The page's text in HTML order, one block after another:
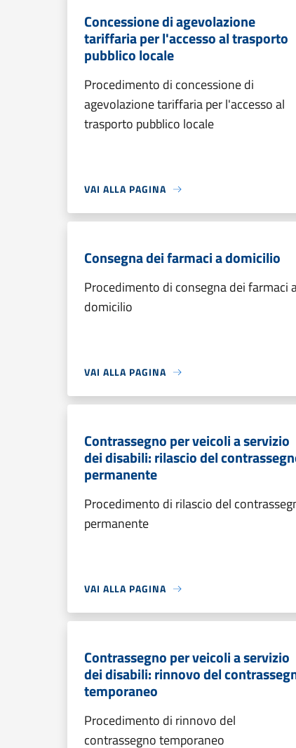
Concessione di agevolazione
tariffaria per l'accesso al trasporto
pubblico locale
Procedimento di concessione di
agevolazione tariffaria per l'accesso al
trasporto pubblico locale
VAI ALLA PAGINA
Consegna dei farmaci a domicilio
Procedimento di consegna dei farmaci
domicilio
VAI ALLA PAGINA
Contrassegno per veicoli a servizio
dei disabili: rilascio del
permanente
Procedimento di rilascio del
permanente
VAI ALLA PAGINA
Contrassegno per veicoli a servizio
dei disabili: rinnovo del
temporaneo
Procedimento di rinnovo del
contrassegno temporaneo